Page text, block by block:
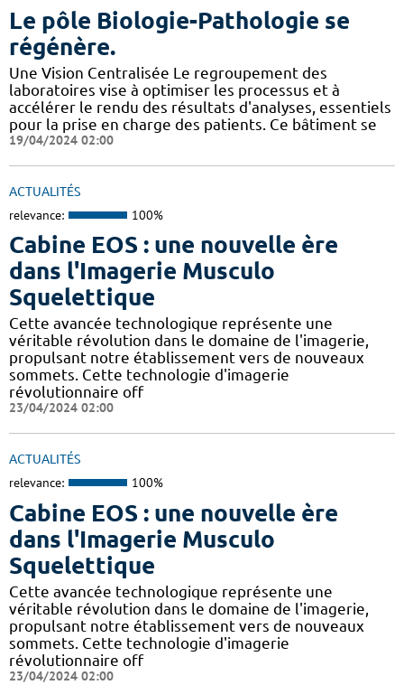
Le pôle Biologie-Pathologie se
régénère.
Une Vision Centralisée Le regroupement des
laboratoires vise à optimiser les processus et à
accélérer le rendu des résultats d'analyses, essentiels
pour la prise en charge des patients. Ce bâtiment se
19/04/2024 02:00
ACTUALITÉS
relevance: 100%
Cabine EOS : une nouvelle ère
dans l'Imagerie Musculo
Squelettique
Cette avancée technologique représente une
véritable révolution dans le domaine de l'imagerie,
propulsant notre établissement vers de nouveaux
sommets. Cette technologie d'imagerie
révolutionnaire off
23/04/2024 02:00
ACTUALITÉS
relevance: 100%
Cabine EOS : une nouvelle ère
dans l'Imagerie Musculo
Squelettique
Cette avancée technologique représente une
véritable révolution dans le domaine de l'imagerie,
propulsant notre établissement vers de nouveaux
sommets. Cette technologie d'imagerie
révolutionnaire off
23/04/2024 02:00